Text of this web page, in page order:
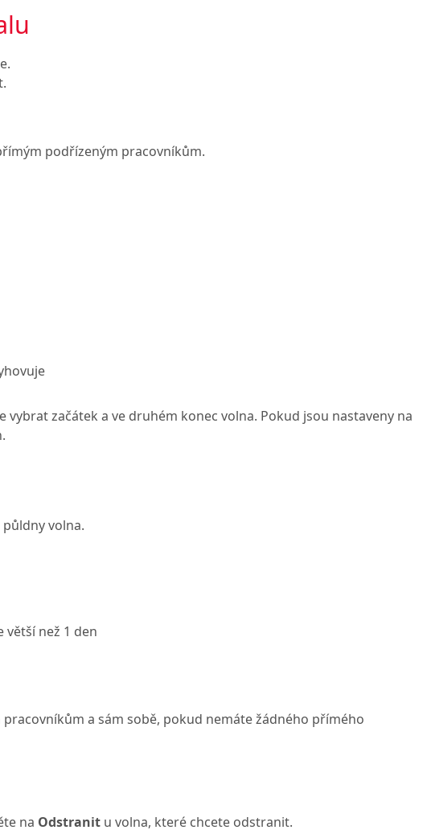
podřízeným pracovníkům.
vybrat začátek a ve druhém konec volna. Pokud jsou nastaveny na
volna.
větší než 1 den
a sám sobě, pokud nemáte žádného přímého
na Odstranit u volna, které chcete odstranit.